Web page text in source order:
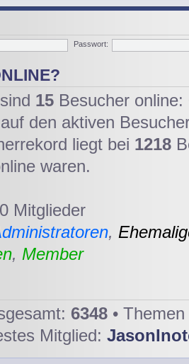
Passwort:
15 Besucher
den aktiven
liegt bei 1218
waren.
Mitglieder
,
, Member
6348 •
Mitglied: